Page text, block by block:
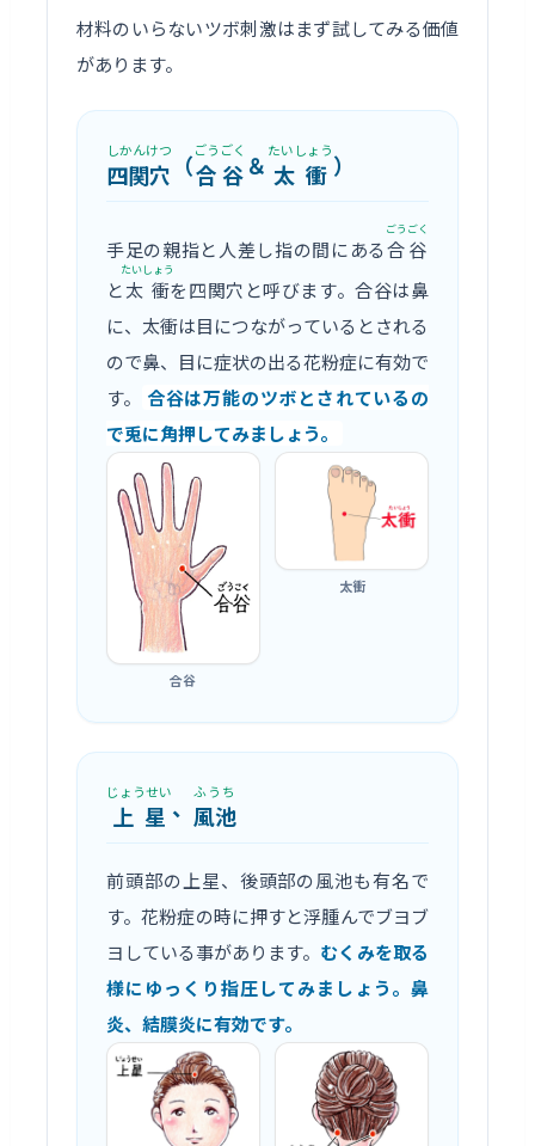
材料のいらないツボ刺激はまず試してみる価値
があります。
四関穴
しかんけつ
（合谷
ごうごく
＆ 太衝
たいしょう
）
手足の親指と人差し指の間にある 合谷
ごうごく
と太衝
たいしょう
を四関穴と呼びます。合谷は鼻
に、太衝は目につながっているとされる
ので鼻、目に症状の出る花粉症に有効で
す。
合谷は万能のツボとされているの
で兎に角押してみましょう。
合谷
太衝
上星
じょうせい
、 風池
ふうち
前頭部の上星、後頭部の風池も有名で
す。花粉症の時に押すと浮腫んでブヨブ
ヨしている事があります。 むくみを取る
様にゆっくり指圧してみましょう。鼻
炎、結膜炎に有効です。